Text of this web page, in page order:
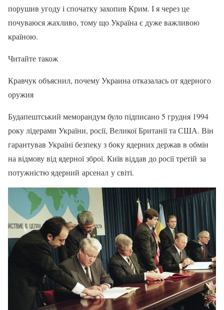
порушив угоду і спочатку захопив Крим. І я через це
почуваюся жахливо, тому що Україна є дуже важливою
країною.
Читайте також
Кравчук объяснил, почему Украина отказалась от ядерного
оружия
Будапештський меморандум було підписано 5 грудня 1994
року лідерами України, росії, Великої Британії та США. Він
гарантував Україні безпеку з боку ядерних держав в обмін
на відмову від ядерної зброї. Київ віддав до росії третій за
потужністю ядерний арсенал у світі.